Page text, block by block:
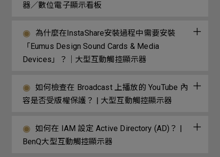
器／數位電子顯示看板
為什麼在InstaShare安裝過程中需要安裝
「Eumus Design Sound Cards & Media
Devices」？｜大型互動觸控顯示器
如何檢查在 Broadcast 上播放的 YouTube 內
容是否受版權保護？ | 大型互動觸控顯示器
如何在 IAM 設定 Active Directory (AD)？ |
BenQ大型互動觸控顯示器